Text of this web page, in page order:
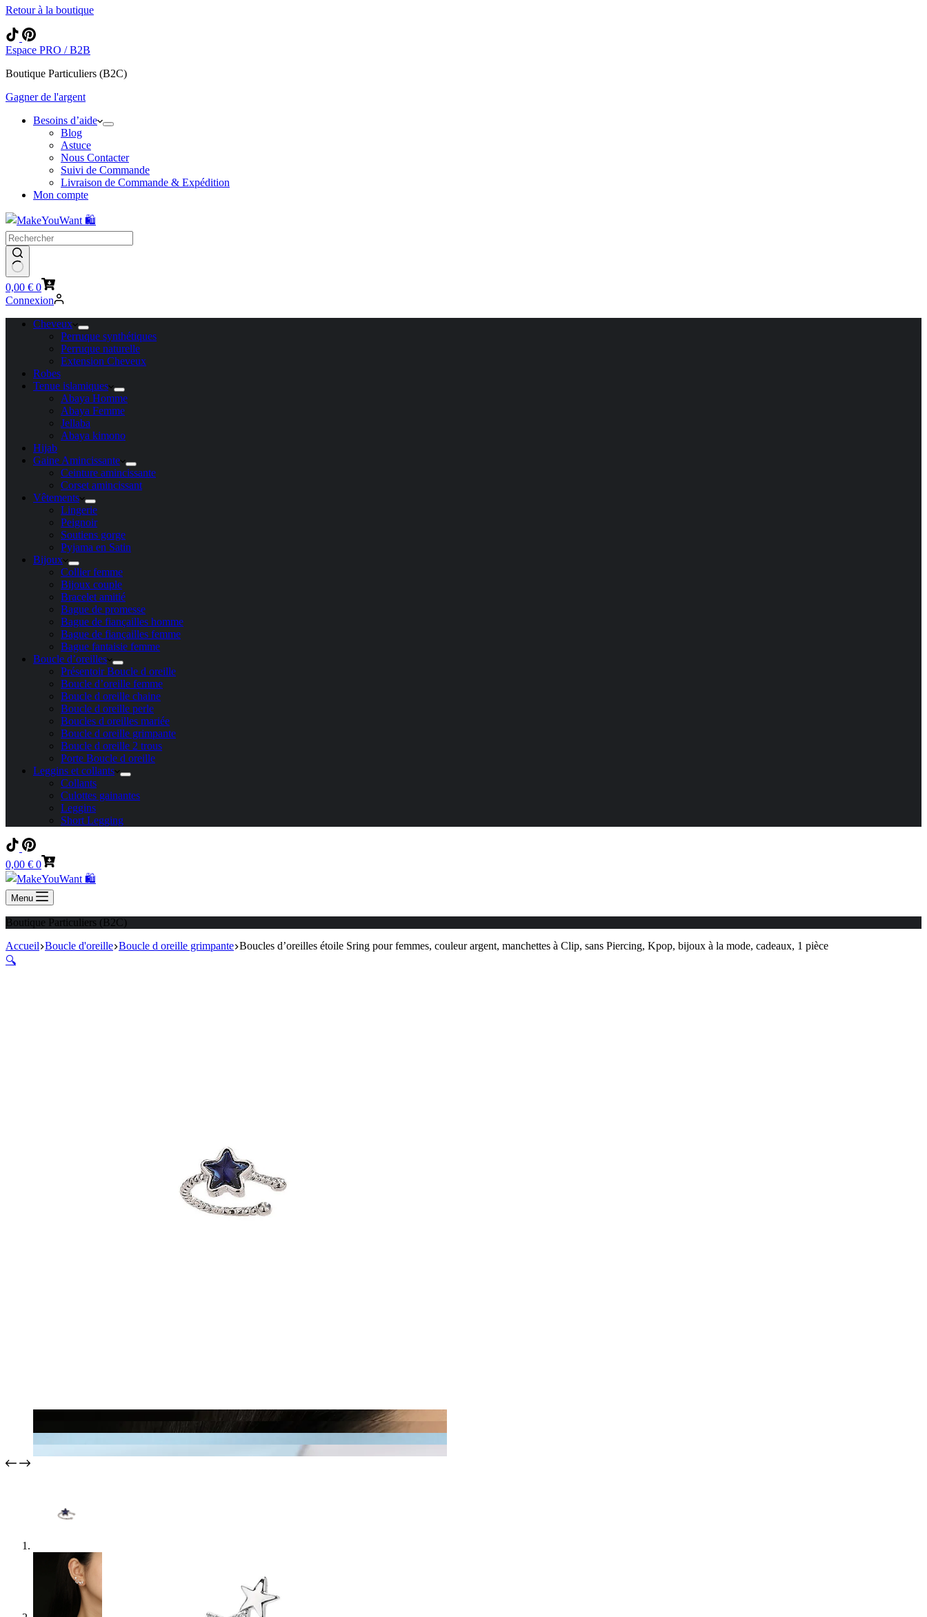
Retour à la boutique
Espace PRO / B2B
Boutique Particuliers (B2C)
Gagner de l'argent
Besoins d’aide
Blog
Astuce
Nous Contacter
Suivi de Commande
Livraison de Commande & Expédition
Mon compte
Panier
d’achat
0,00 € 0
Connexion
Cheveux
Perruque synthétiques
Perruque naturelle
Extension Cheveux
Robes
Tenue islamiques
Abaya Homme
Abaya Femme
Jellaba
Abaya kimono
Hijab
Gaine Amincissante
Ceinture amincissante
Corset amincissant
Vêtements
Lingerie
Peignoir
Soutiens gorge
Pyjama en Satin
Bijoux
Collier femme
Bijoux couple
Bracelet amitié
Bague de promesse
Bague de fiançailles homme
Bague de fiançailles femme
Bague fantaisie femme
Boucle d’oreilles
Présentoir Boucle d oreille
Boucle d’oreille femme
Boucle d oreille chaine
Boucle d oreille perle
Boucles d oreilles mariée
Boucle d oreille grimpante
Boucle d oreille 2 trous
Porte Boucle d oreille
Leggins et collants
Collants
Culottes gainantes
Leggins
Short Legging
Panier
d’achat
0,00 € 0
Menu
Boutique Particuliers (B2C)
Accueil Boucle d'oreille Boucle d oreille grimpante Boucles d’oreilles étoile Sring pour femmes, couleur argent, manchettes à Clip, sans Piercing, Kpop, bijoux à la mode, cadeaux, 1 pièce
🔍